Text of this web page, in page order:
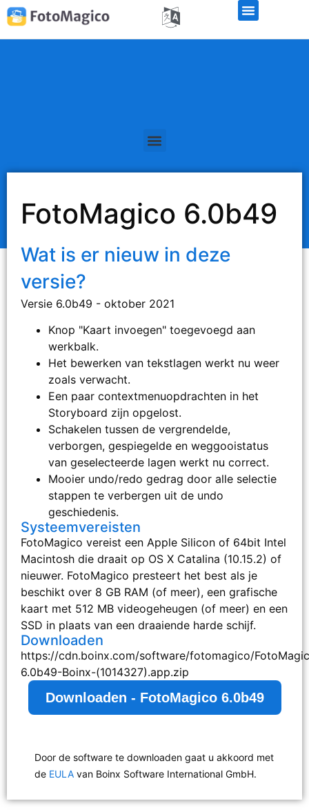
FotoMagico 6.0b49
Wat is er nieuw in deze
versie?
Versie 6.0b49 - oktober 2021
Knop "Kaart invoegen" toegevoegd aan
werkbalk.
Het bewerken van tekstlagen werkt nu weer
zoals verwacht.
Een paar contextmenuopdrachten in het
Storyboard zijn opgelost.
Schakelen tussen de vergrendelde,
verborgen, gespiegelde en weggooistatus
van geselecteerde lagen werkt nu correct.
Mooier undo/redo gedrag door alle selectie
stappen te verbergen uit de undo
geschiedenis.
Systeemvereisten
FotoMagico vereist een Apple Silicon of 64bit Intel
Macintosh die draait op OS X Catalina (10.15.2) of
nieuwer. FotoMagico presteert het best als je
beschikt over 8 GB RAM (of meer), een grafische
kaart met 512 MB videogeheugen (of meer) en een
SSD in plaats van een draaiende harde schijf.
Downloaden
https://cdn.boinx.com/software/fotomagico/
6.0b49-Boinx-(1014327).app.zip
Downloaden - FotoMagico 6.0b49
Door de software te downloaden gaat u akkoord met
de EULA van Boinx Software International GmbH.